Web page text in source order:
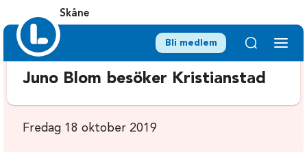
Skåne
Bli medlem
Juno Blom besöker Kristianstad
Fredag 18 oktober 2019